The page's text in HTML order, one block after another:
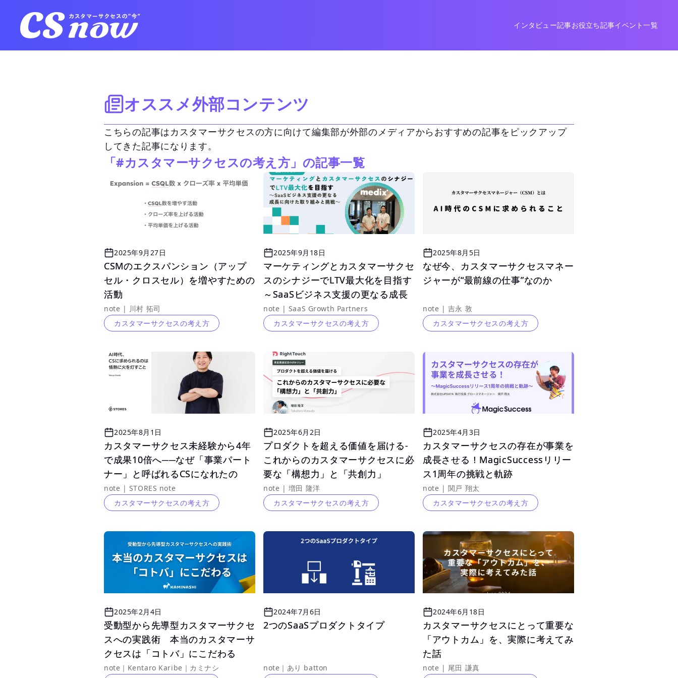
オススメ外部コンテンツ
こちらの記事はカスタマーサクセスの方に向けて編集部が外部のメディアからおすすめの記事をピックアップ
してきた記事になります。
「#カスタマーサクセスの考え方」の記事一覧
2025年9月27日
CSMのエクスパンション（アップ
セル・クロスセル）を増やすための
活動
CSMのエクスパンション（アップ
セル・クロスセル）を増やすための
活動
note | 川村 拓司
カスタマーサクセスの考え方
2025年9月18日
マーケティングとカスタマーサクセ
スのシナジーでLTV最大化を目指す
～SaaSビジネス支援の更なる成長
に向けた取り組みと挑戦～
マーケティングとカスタマーサクセ
スのシナジーでLTV最大化を目指す
～SaaSビジネス支援の更なる成長
に向けた取り組みと挑戦～
note | SaaS Growth Partners
カスタマーサクセスの考え方
2025年8月5日
なぜ今、カスタマーサクセスマネー
ジャーが“最前線の仕事”なのか
なぜ今、カスタマーサクセスマネー
ジャーが“最前線の仕事”なのか
note | 吉永 敦
カスタマーサクセスの考え方
2025年8月1日
カスタマーサクセス未経験から4年
で成果10倍へ──なぜ「事業パート
ナー」と呼ばれるCSになれたの
か？
カスタマーサクセス未経験から4年
で成果10倍へ──なぜ「事業パート
ナー」と呼ばれるCSになれたの
か？
note | STORES note
カスタマーサクセスの考え方
2025年6月2日
プロダクトを超える価値を届ける-
これからのカスタマーサクセスに必
要な「構想力」と「共創力」
プロダクトを超える価値を届ける-
これからのカスタマーサクセスに必
要な「構想力」と「共創力」
note | 増田 隆洋
カスタマーサクセスの考え方
2025年4月3日
カスタマーサクセスの存在が事業を
成長させる！MagicSuccessリリー
ス1周年の挑戦と軌跡
カスタマーサクセスの存在が事業を
成長させる！MagicSuccessリリー
ス1周年の挑戦と軌跡
カスタマーサクセスの考え方
2025年2月4日
受動型から先導型カスタマーサクセ
スへの実践術　本当のカスタマーサ
クセスは「コトバ」にこだわる
受動型から先導型カスタマーサクセ
スへの実践術　本当のカスタマーサ
クセスは「コトバ」にこだわる
note｜Kentaro Karibe｜カミナシ
2024年7月6日
2つのSaaSプロダクトタイプ
2つのSaaSプロダクトタイプ
note｜あり batton
2024年6月18日
カスタマーサクセスにとって重要な
「アウトカム」を、実際に考えてみ
た話
カスタマーサクセスにとって重要な
「アウトカム」を、実際に考えてみ
た話
note | 尾田 謙真
インタビュー記事お役立ち記事イベント一覧